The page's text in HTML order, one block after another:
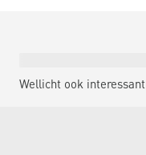
Wellicht ook interessant